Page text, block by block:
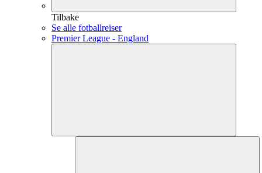
Tilbake
Se alle fotballreiser
Premier League - England